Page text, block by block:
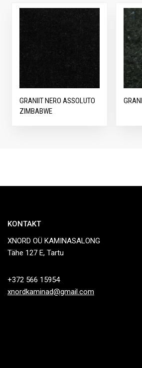
GRANIIT NERO ASSOLUTO
ZIMBABWE
KONTAKT
XNORD OÜ KAMINASALONG
Tähe 127 E, Tartu
+372 566 15954
xnordkaminad@gmail.com